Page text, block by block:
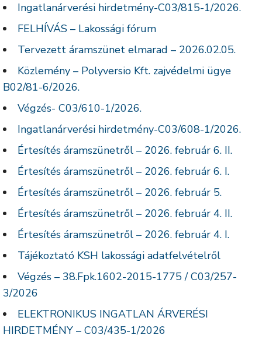
Ingatlanárverési hirdetmény-C03/815-1/2026.
FELHÍVÁS – Lakossági fórum
Tervezett áramszünet elmarad – 2026.02.05.
Közlemény – Polyversio Kft. zajvédelmi ügye
B02/81-6/2026.
Végzés- C03/610-1/2026.
Ingatlanárverési hirdetmény-C03/608-1/2026.
Értesítés áramszünetről – 2026. február 6. II.
Értesítés áramszünetről – 2026. február 6. I.
Értesítés áramszünetről – 2026. február 5.
Értesítés áramszünetről – 2026. február 4. II.
Értesítés áramszünetről – 2026. február 4. I.
Tájékoztató KSH lakossági adatfelvételről
Végzés – 38.Fpk.1602-2015-1775 / C03/257-
3/2026
ELEKTRONIKUS INGATLAN ÁRVERÉSI
HIRDETMÉNY – C03/435-1/2026